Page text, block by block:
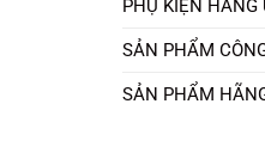
PHỤ KIỆN HÃNG
SẢN PHẨM
SẢN PHẨM